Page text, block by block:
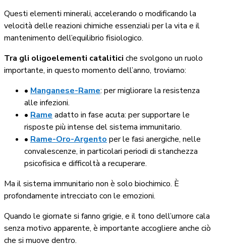
Questi elementi minerali, accelerando o modificando la
velocità delle reazioni chimiche essenziali per la vita e il
mantenimento dell’equilibrio fisiologico.
Tra gli oligoelementi catalitici che svolgono un ruolo
importante, in questo momento dell’anno, troviamo:
• Manganese-Rame: per migliorare la resistenza
alle infezioni.
• Rame adatto in fase acuta: per supportare le
risposte più intense del sistema immunitario.
• Rame-Oro-Argento per le fasi anergiche, nelle
convalescenze, in particolari periodi di stanchezza
psicofisica e difficoltà a recuperare.
Ma il sistema immunitario non è solo biochimico. È
profondamente intrecciato con le emozioni.
Quando le giornate si fanno grigie, e il tono dell’umore cala
senza motivo apparente, è importante accogliere anche ciò
che si muove dentro.